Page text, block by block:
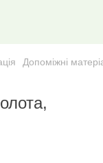
Допоміжні